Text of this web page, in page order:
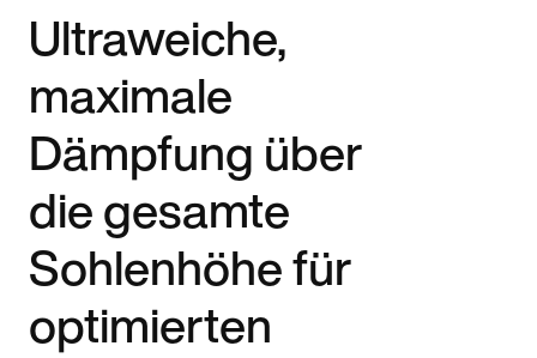
Ultraweiche,
maximale
Dämpfung über
die gesamte
Sohlenhöhe für
optimierten